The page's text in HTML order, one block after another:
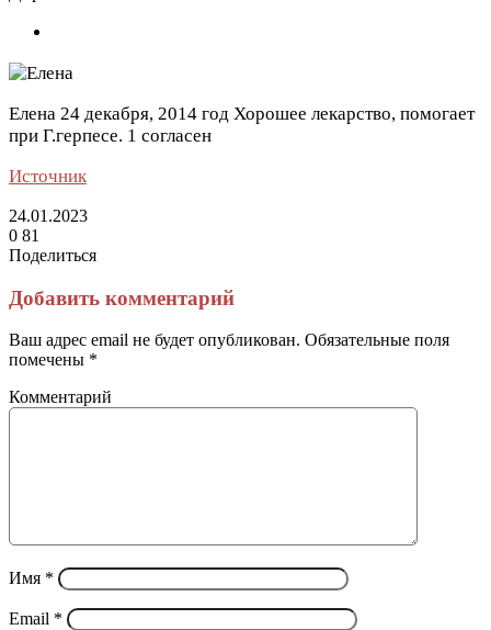
Елена 24 декабря, 2014 год Хорошее лекарство, помогает
при Г.герпесе. 1 согласен
Источник
24.01.2023
0 81
Поделиться
через
электронную
почту
Добавить комментарий
Ваш адрес email не будет опубликован. Обязательные поля
помечены *
Комментарий
Имя *
Email *